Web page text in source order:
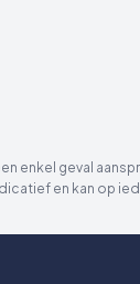
enkel geval
en kan op